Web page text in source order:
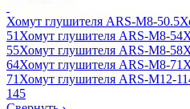
Хомут глушителя ARS-M8-50.5
51 Хомут глушителя ARS-M8-54
55Хомут глушителя ARS-M8-58
64Хомут глушителя ARS-M8-71
71 Хомут глушителя ARS-M12-
145